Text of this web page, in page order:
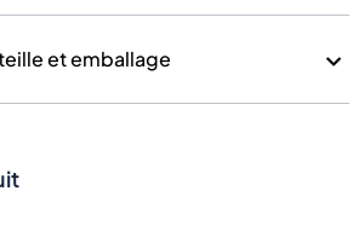
et emballage